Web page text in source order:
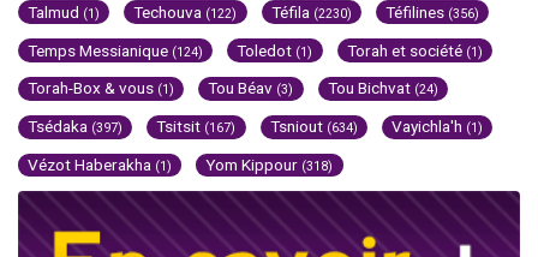
Talmud (1) Techouva (122) Téfila (2230) Téfilines (356)
Temps Messianique (124) Toledot (1) Torah et société (1)
Torah-Box & vous (1) Tou Béav (3) Tou Bichvat (24)
Tsédaka (397) Tsitsit (167) Tsniout (634) Vayichla'h (1)
Vézot Haberakha (1) Yom Kippour (318)